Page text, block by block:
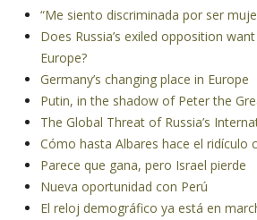
“Me siento discriminada por ser
Does Russia’s exiled opposition
Europe?
Germany’s changing place in Europe
Putin, in the shadow of Peter the
The Global Threat of Russia’s
Cómo hasta Albares hace el ridículo
Parece que gana, pero Israel pierde
Nueva oportunidad con Perú
El reloj demográfico ya está en